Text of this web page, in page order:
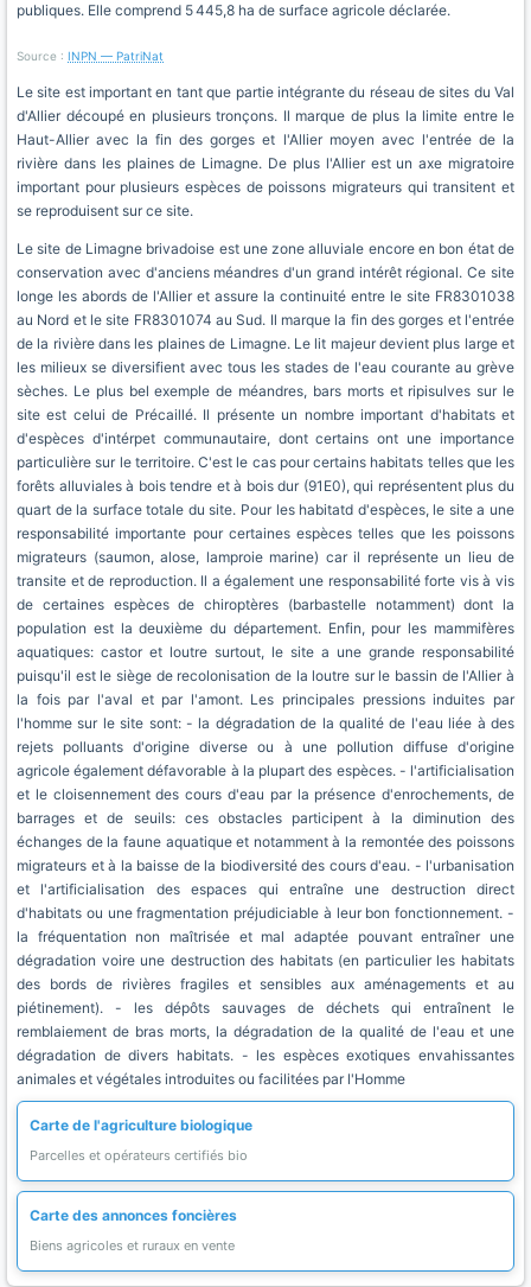
publiques. Elle comprend 5 445,8 ha de surface agricole déclarée.
Source : INPN — PatriNat
Le site est important en tant que partie intégrante du réseau de sites du Val
d'Allier découpé en plusieurs tronçons. Il marque de plus la limite entre le
Haut-Allier avec la fin des gorges et l'Allier moyen avec l'entrée de la
rivière dans les plaines de Limagne. De plus l'Allier est un axe migratoire
important pour plusieurs espèces de poissons migrateurs qui transitent et
se reproduisent sur ce site.
Le site de Limagne brivadoise est une zone alluviale encore en bon état de
conservation avec d'anciens méandres d'un grand intérêt régional. Ce site
longe les abords de l'Allier et assure la continuité entre le site FR8301038
au Nord et le site FR8301074 au Sud. Il marque la fin des gorges et l'entrée
de la rivière dans les plaines de Limagne. Le lit majeur devient plus large et
les milieux se diversifient avec tous les stades de l'eau courante au grève
sèches. Le plus bel exemple de méandres, bars morts et ripisulves sur le
site est celui de Précaillé. Il présente un nombre important d'habitats et
d'espèces d'intérpet communautaire, dont certains ont une importance
particulière sur le territoire. C'est le cas pour certains habitats telles que les
forêts alluviales à bois tendre et à bois dur (91E0), qui représentent plus du
quart de la surface totale du site. Pour les habitatd d'espèces, le site a une
responsabilité importante pour certaines espèces telles que les poissons
migrateurs (saumon, alose, lamproie marine) car il représente un lieu de
transite et de reproduction. Il a également une responsabilité forte vis à vis
de certaines espèces de chiroptères (barbastelle notamment) dont la
population est la deuxième du département. Enfin, pour les mammifères
aquatiques: castor et loutre surtout, le site a une grande responsabilité
puisqu'il est le siège de recolonisation de la loutre sur le bassin de l'Allier à
la fois par l'aval et par l'amont. Les principales pressions induites par
l'homme sur le site sont: - la dégradation de la qualité de l'eau liée à des
rejets polluants d'origine diverse ou à une pollution diffuse d'origine
agricole également défavorable à la plupart des espèces. - l'artificialisation
et le cloisennement des cours d'eau par la présence d'enrochements, de
barrages et de seuils: ces obstacles participent à la diminution des
échanges de la faune aquatique et notamment à la remontée des poissons
migrateurs et à la baisse de la biodiversité des cours d'eau. - l'urbanisation
et l'artificialisation des espaces qui entraîne une destruction direct
d'habitats ou une fragmentation préjudiciable à leur bon fonctionnement. -
la fréquentation non maîtrisée et mal adaptée pouvant entraîner une
dégradation voire une destruction des habitats (en particulier les habitats
des bords de rivières fragiles et sensibles aux aménagements et au
piétinement). - les dépôts sauvages de déchets qui entraînent le
remblaiement de bras morts, la dégradation de la qualité de l'eau et une
dégradation de divers habitats. - les espèces exotiques envahissantes
animales et végétales introduites ou facilitées par l'Homme
Carte de l'agriculture biologique
Parcelles et opérateurs certifiés bio
Carte des annonces foncières
Biens agricoles et ruraux en vente